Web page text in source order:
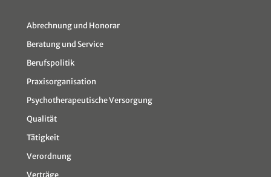
Abrechnung und Honorar
Beratung und Service
Berufspolitik
Praxisorganisation
Psychotherapeutische Versorgung
Qualität
Tätigkeit
Verordnung
Verträge